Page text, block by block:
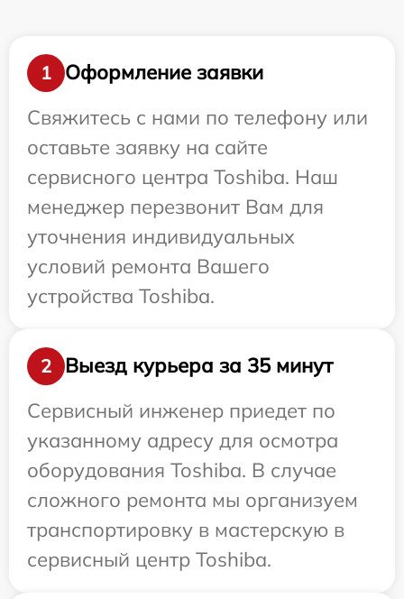
1
Оформление заявки
Свяжитесь с нами по телефону или
оставьте заявку на сайте
сервисного центра Toshiba. Наш
менеджер перезвонит Вам для
уточнения индивидуальных
условий ремонта Вашего
устройства Toshiba.
2
Выезд курьера за 35 минут
Сервисный инженер приедет по
указанному адресу для осмотра
оборудования Toshiba. В случае
сложного ремонта мы организуем
транспортировку в мастерскую в
сервисный центр Toshiba.